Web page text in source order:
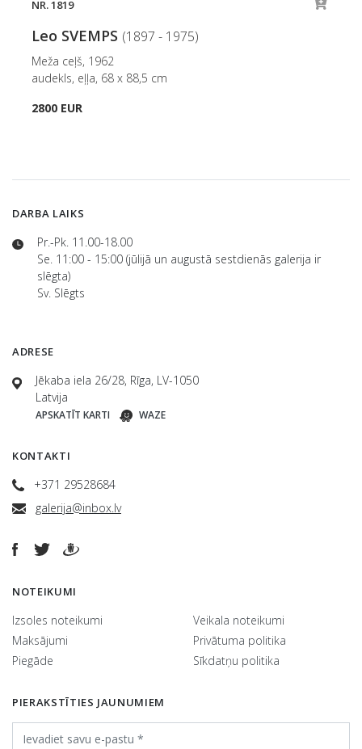
NR. 1819
Leo SVEMPS (1897 - 1975)
Meža ceļš, 1962
audekls, eļļa, 68 x 88,5 cm
2800 EUR
DARBA LAIKS
Pr.-Pk. 11.00-18.00
Se. 11:00 - 15:00 (jūlijā un augustā sestdienās galerija ir
slēgta)
Sv. Slēgts
ADRESE
Jēkaba iela 26/28, Rīga, LV-1050
Latvija
APSKATĪT KARTI WAZE
KONTAKTI
+371 29528684
galerija@inbox.lv
NOTEIKUMI
Izsoles noteikumi
Maksājumi
Piegāde
Veikala noteikumi
Privātuma politika
Sīkdatņu politika
PIERAKSTĪTIES JAUNUMIEM